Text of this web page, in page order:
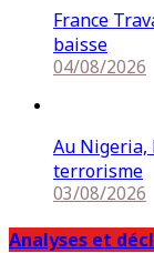
France
baisse
04/08/2026
Au Nigeria,
terrorisme
03/08/2026
Analyses et